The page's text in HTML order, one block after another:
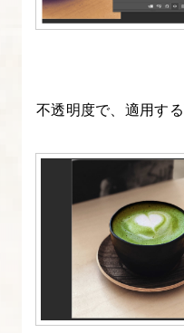
不透明度で、適用す